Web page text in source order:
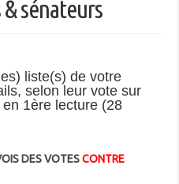
sénateurs
liste(s) de votre
selon leur vote sur
1ère lecture (28
DES VOTESCONTRE